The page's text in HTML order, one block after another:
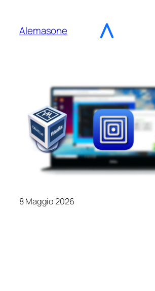
contenuto
Alemasone
8 Maggio 2026